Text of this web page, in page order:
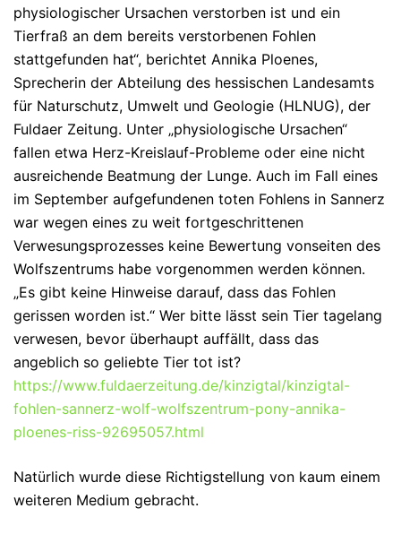
physiologischer Ursachen verstorben ist und ein
Tierfraß an dem bereits verstorbenen Fohlen
stattgefunden hat“, berichtet Annika Ploenes,
Sprecherin der Abteilung des hessischen Landesamts
für Naturschutz, Umwelt und Geologie (HLNUG), der
Fuldaer Zeitung. Unter „physiologische Ursachen“
fallen etwa Herz-Kreislauf-Probleme oder eine nicht
ausreichende Beatmung der Lunge. Auch im Fall eines
im September aufgefundenen toten Fohlens in Sannerz
war wegen eines zu weit fortgeschrittenen
Verwesungsprozesses keine Bewertung vonseiten des
Wolfszentrums habe vorgenommen werden können.
„Es gibt keine Hinweise darauf, dass das Fohlen
gerissen worden ist.“ Wer bitte lässt sein Tier tagelang
verwesen, bevor überhaupt auffällt, dass das
angeblich so geliebte Tier tot ist?
https://www.fuldaerzeitung.de/kinzigtal/kinzigtal-
fohlen-sannerz-wolf-wolfszentrum-pony-annika-
ploenes-riss-92695057.html
Natürlich wurde diese Richtigstellung von kaum einem
weiteren Medium gebracht.